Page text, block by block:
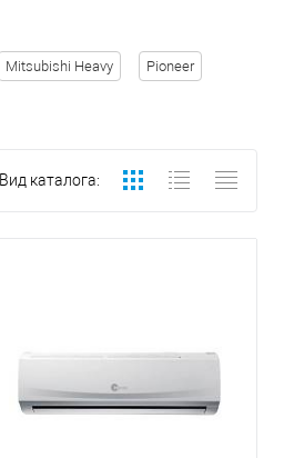
Mitsubishi Heavy Pioneer
Вид каталога: